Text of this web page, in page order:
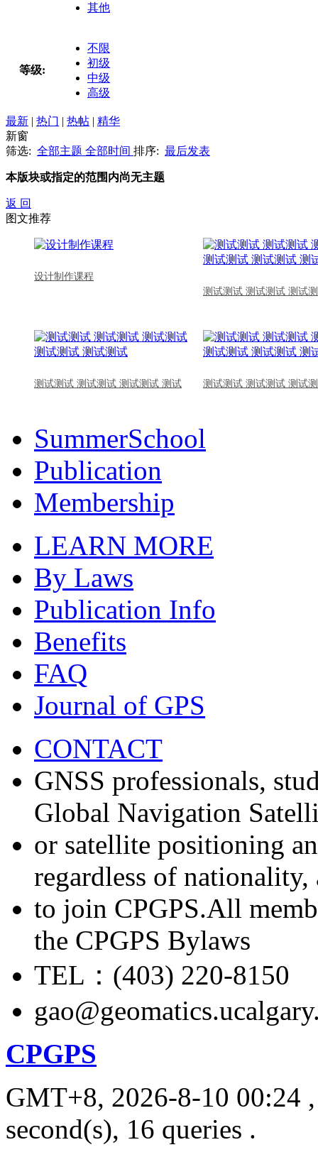
其他
等级:
不限
初级
中级
高级
最新 | 热门 | 热帖 | 精华
新窗
筛选: 全部主题 全部时间 排序: 最后发表
本版块或指定的范围内尚无主题
返 回
图文推荐
设计制作课程
测试测试 测试测试 测试
测试测试 测试测试 测试测试 测试 测试测试 测试测试 测试
SummerSchool
Publication
Membership
LEARN MORE
By Laws
Publication Info
Benefits
FAQ
Journal of GPS
CONTACT
GNSS professionals,
Global Navigation
or satellite positioning
regardless of nationality,
to join CPGPS.All
the CPGPS Bylaws
TEL：(403) 220-8150
CPGPS
GMT+8, 2026-8-10 00:24
second(s), 16 queries .